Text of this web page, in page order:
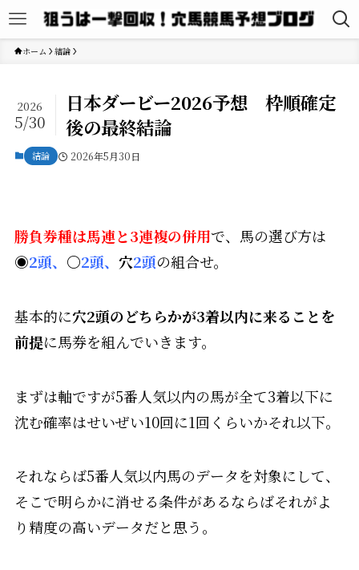
ホーム 結論
日本ダービー2026予想 枠順確定
後の最終結論
2026
5/30
結論 2026年5月30日
勝負券種は馬連と3連複の併用で、馬の選び方は
◉2頭、 〇2頭、 穴2頭の組合せ。
基本的に穴2頭のどちらかが3着以内に来ることを
前提に馬券を組んでいきます。
まずは軸ですが5番人気以内の馬が全て3着以下に
沈む確率はせいぜい10回に1回くらいかそれ以下。
それならば5番人気以内馬のデータを対象にして、
そこで明らかに消せる条件があるならばそれがよ
り精度の高いデータだと思う。